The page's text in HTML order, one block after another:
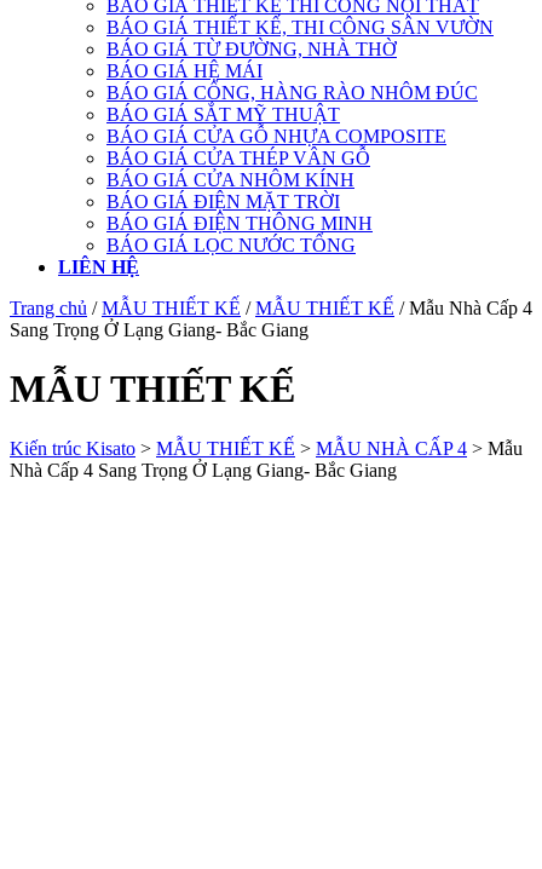
BÁO GIÁ THIẾT KẾ THI CÔNG NỘI THẤT
BÁO GIÁ THIẾT KẾ, THI CÔNG SÂN VƯỜN
BÁO GIÁ TỪ ĐƯỜNG, NHÀ THỜ
BÁO GIÁ HỆ MÁI
BÁO GIÁ CỔNG, HÀNG RÀO NHÔM ĐÚC
BÁO GIÁ SẮT MỸ THUẬT
BÁO GIÁ CỬA GỖ NHỰA COMPOSITE
BÁO GIÁ CỬA THÉP VÂN GỖ
BÁO GIÁ CỬA NHÔM KÍNH
BÁO GIÁ ĐIỆN MẶT TRỜI
BÁO GIÁ ĐIỆN THÔNG MINH
BÁO GIÁ LỌC NƯỚC TỔNG
LIÊN HỆ
Trang chủ /MẪU THIẾT KẾ /MẪU THIẾT KẾ / Mẫu Nhà Cấp 4
Sang Trọng Ở Lạng Giang- Bắc Giang
MẪU THIẾT KẾ
Kiến trúc Kisato > MẪU THIẾT KẾ > MẪU NHÀ CẤP 4 > Mẫu
Nhà Cấp 4 Sang Trọng Ở Lạng Giang- Bắc Giang